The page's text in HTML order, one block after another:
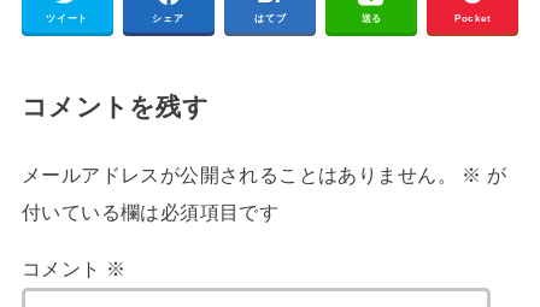
ツイート シェア はてブ 送る Pocket
コメントを残す
メールアドレスが公開されることはありません。 ※ が
付いている欄は必須項目です
コメント ※